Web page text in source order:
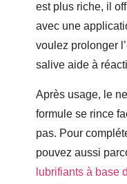
est plus riche, il
avec une
voulez prolonger
salive aide à
Après usage, le
formule se rince
pas. Pour
pouvez aussi
lubrifiants à base